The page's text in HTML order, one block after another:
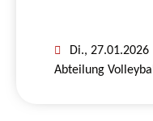
Di., 27.01.2026
Abteilung Volleyball